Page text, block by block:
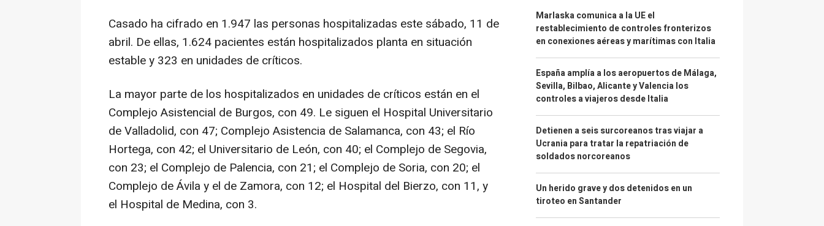
Casado ha cifrado en 1.947 las personas hospitalizadas este sábado, 11 de
abril. De ellas, 1.624 pacientes están hospitalizados planta en situación
estable y 323 en unidades de críticos.
La mayor parte de los hospitalizados en unidades de críticos están en el
Complejo Asistencial de Burgos, con 49. Le siguen el Hospital Universitario
de Valladolid, con 47; Complejo Asistencia de Salamanca, con 43; el Río
Hortega, con 42; el Universitario de León, con 40; el Complejo de Segovia,
con 23; el Complejo de Palencia, con 21; el Complejo de Soria, con 20; el
Complejo de Ávila y el de Zamora, con 12; el Hospital del Bierzo, con 11, y
el Hospital de Medina, con 3.
Marlaska comunica a la UE el
restablecimiento de controles fronterizos
en conexiones aéreas y marítimas con Italia
España amplía a los aeropuertos de Málaga,
Sevilla, Bilbao, Alicante y Valencia los
controles a viajeros desde Italia
Detienen a seis surcoreanos tras viajar a
Ucrania para tratar la repatriación de
soldados norcoreanos
Un herido grave y dos detenidos en un
tiroteo en Santander